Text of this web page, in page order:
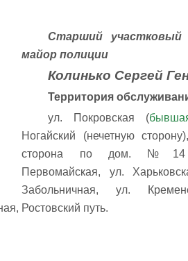
Старший участковый
майор полиции
Колинько Сергей
Территория
ул. Покровская (
Ногайский (нечетную
сторона по дом. №14
Первомайская, ул.
Забольничная, ул.
Ростовский путь.